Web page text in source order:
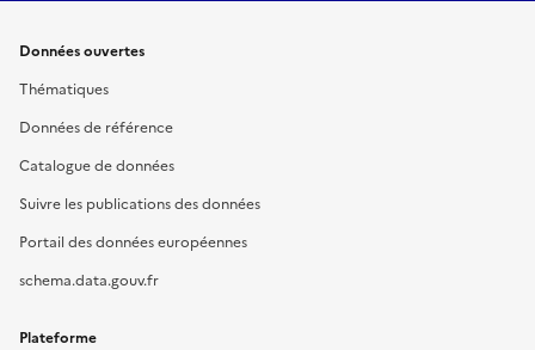
Données ouvertes
Thématiques
Données de référence
Catalogue de données
Suivre les publications des données
Portail des données européennes
schema.data.gouv.fr
Plateforme